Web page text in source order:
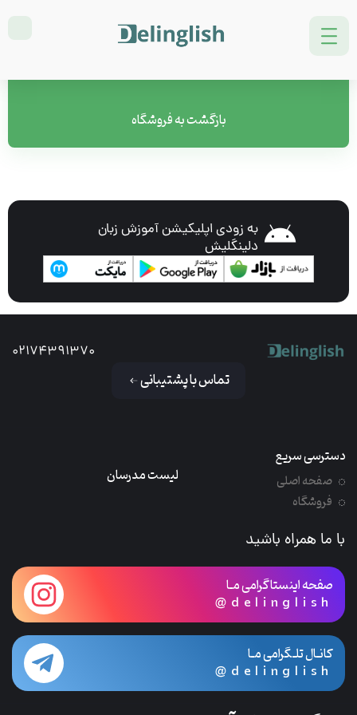
سبد خرید شما در حال حاضر خالی است.
بازگشت به فروشگاه
به زودی اپلیکیشن آموزش زبان
دلینگلیش
02174391370
تماس با پشتیبانی
دسترسی سریع
صفحه اصلی
فروشگاه
لیست مدرسان
با ما همراه باشید
صفحه اینستاگرامی مـا
@delinglish
کانـال تلـگرامی مـا
@delinglish